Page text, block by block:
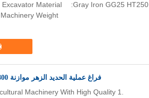
Material :Gray Iron GG25 HT250
Weight : ...
فراغ عملية الحديد الزهر موازنة 800 كجم الوزن FC150 GG15 HT150 خدمة OEM
Machinery With High Quality 1.